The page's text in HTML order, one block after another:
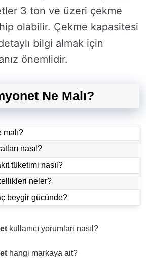
3 ton ve üzeri çekme
olabilir. Çekme kapasitesi
bilgi almak için
önemlidir.
Ne Malı?
malı?
nasıl?
tüketimi nasıl?
neler?
beygir gücünde?
kullanıcı yorumları nasıl?
hangi markaya ait?